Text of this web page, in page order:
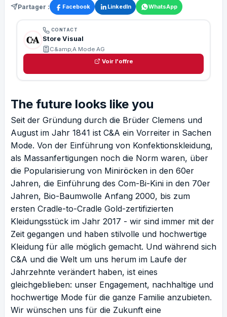
Partager : Facebook LinkedIn WhatsApp
CONTACT
Store Visual
C&amp;A Mode AG
Voir l'offre
The future looks like you
Seit der Gründung durch die Brüder Clemens und
August im Jahr 1841 ist C&A ein Vorreiter in Sachen
Mode. Von der Einführung von Konfektionskleidung,
als Massanfertigungen noch die Norm waren, über
die Popularisierung von Miniröcken in den 60er
Jahren, die Einführung des Com-Bi-Kini in den 70er
Jahren, Bio-Baumwolle Anfang 2000, bis zum
ersten Cradle-to-Cradle Gold-zertifizierten
Kleidungsstück im Jahr 2017 - wir sind immer mit der
Zeit gegangen und haben stilvolle und hochwertige
Kleidung für alle möglich gemacht. Und während sich
C&A und die Welt um uns herum im Laufe der
Jahrzehnte verändert haben, ist eines
gleichgeblieben: unser Engagement, nachhaltige und
hochwertige Mode für die ganze Familie anzubieten.
Wir wünschen uns für die Zukunft eine